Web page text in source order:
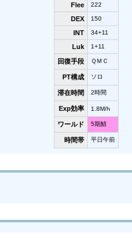
Flee 222
DEX 150
INT 34+11
Luk 1+11
回復手段 ＱＭＣ
PT構成 ソロ
滞在時間 2時間
Exp効率 1.8M/h
ワールド 5期鯖
時間帯 平日午前